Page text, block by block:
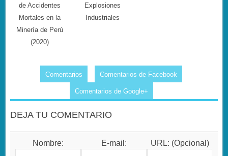
de Accidentes
Mortales en la
Minería de Perú
(2020)
Explosiones
Industriales
Comentarios Comentarios de Facebook
Comentarios de Google+
DEJA TU COMENTARIO
Nombre: E-mail: URL: (Opcional)